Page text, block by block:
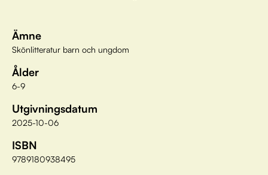
Ämne
Skönlitteratur barn och ungdom
Ålder
6-9
Utgivningsdatum
2025-10-06
ISBN
9789180938495